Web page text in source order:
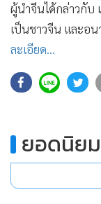
• อาชญากรรม
• Motoring
• เกม
• วิทยาศาสตร์
อินโดจีน
• กองทุนรวม
• Celeb Online
ผู้นำจีนได้กล่าวกับ
เป็นชาวจีน และอ
ละเอียด...
ยอดนิยม